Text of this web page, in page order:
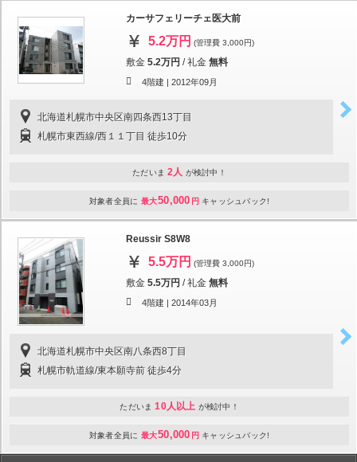
カーサフェリーチェ医大前
5.2万円 (管理費 3,000円)
敷金 5.2万円 /礼金 無料
4階建 | 2012年09月
北海道札幌市中央区南四条西13丁目
札幌市東西線/西１１丁目 徒歩10分
ただいま 2人 が検討中！
対象者全員に 最大50,000 円 キャッシュバック!
Reussir S8W8
5.5万円 (管理費 3,000円)
敷金 5.5万円 /礼金 無料
4階建 | 2014年03月
北海道札幌市中央区南八条西8丁目
札幌市軌道線/東本願寺前 徒歩4分
ただいま 10人以上 が検討中！
対象者全員に 最大50,000 円 キャッシュバック!